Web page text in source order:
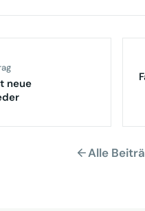
neue
Alle